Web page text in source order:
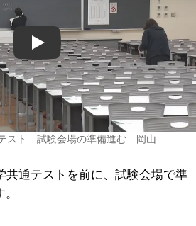
Play
スト 試験会場の準備進む 岡山
通テストを前に、試験会場で準